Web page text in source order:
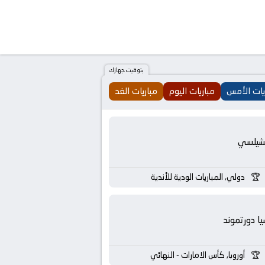
بتوقيت جهازك
الأمس مباريات اليوم مباريات الغد
دولي, المباريات الودية للأندية
دورتموند
أوروبا, كأس الامارات - النهائي